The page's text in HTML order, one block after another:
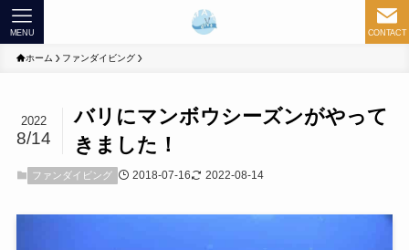
CONTACT
MENU
ホーム ファンダイビング
バリにマンボウシーズンがやって
きました！
2022
8/14
ファンダイビング 2018-07-16 2022-08-14